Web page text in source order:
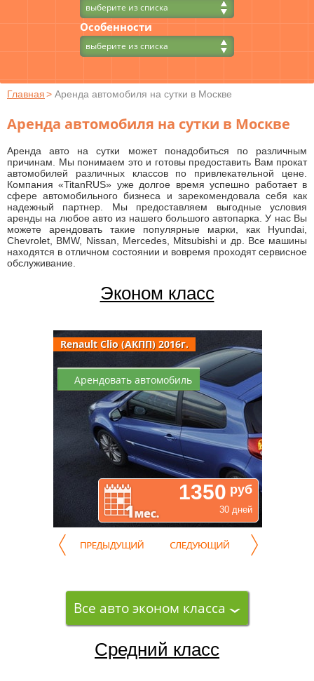
выберите из списка
Особенности
выберите из списка
Главная> Аренда автомобиля на сутки в Москве
Аренда автомобиля на сутки в Москве
Аренда авто на сутки может понадобиться по различным
причинам. Мы понимаем это и готовы предоставить Вам прокат
автомобилей различных классов по привлекательной цене.
Компания «TitanRUS» уже долгое время успешно работает в
сфере автомобильного бизнеса и зарекомендовала себя как
надежный партнер. Мы предоставляем выгодные условия
аренды на любое авто из нашего большого автопарка. У нас Вы
можете арендовать такие популярные марки, как Hyundai,
Chevrolet, BMW, Nissan, Mercedes, Mitsubishi и др. Все машины
находятся в отличном состоянии и вовремя проходят сервисное
обслуживание.
Эконом класс
Арендовать автомобиль
1350 руб
30 дней
Renault Clio (АКПП) 2016г.
Все авто эконом класса
Средний класс